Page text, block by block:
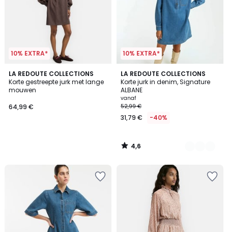
10% EXTRA*
LA REDOUTE COLLECTIONS
Korte gestreepte jurk met lange
mouwen
64,99 €
10% EXTRA*
LA REDOUTE COLLECTIONS
Korte jurk in denim, Signature
ALBANE
vanaf
52,99 €
31,79 € -40%
4,6
/ 5
2
Kleuren
4,6
/